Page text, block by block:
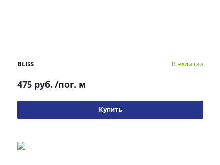
BLISS В наличии
475 руб. /пог. м
Купить